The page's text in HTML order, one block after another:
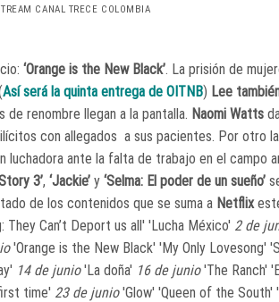
CANAL TRECE COLOMBIA
‘Orange is the New Black’. La prisión de
Así será la quinta entrega de OITNB) Lee
renombre llegan a la pantalla. Naomi Watts
con allegados a sus pacientes. Por otro
ante la falta de trabajo en el campo
3’, ‘Jackie’ y ‘Selma: El poder de un sueño’
de los contenidos que se suma a Netflix
Can’t Deport us all' 'Lucha México' 2 de
'Orange is the New Black' 'My Only Lovesong'
14 de junio'La doña' 16 de junio'The Ranch'
time' 23 de junio'Glow' 'Queen of the South'